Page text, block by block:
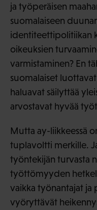
ja työperäisen
suomalaiseen
identiteettipolitiikan
oikeuksien
varmistaminen? En
suomalaiset
haluavat säilyttää
arvostavat hyvää
Mutta ay-liikkeessä
tuplavoltti merkille.
työntekijän turvasta
työttömyyden
vaikka työnantajat ja
vyöryttävät